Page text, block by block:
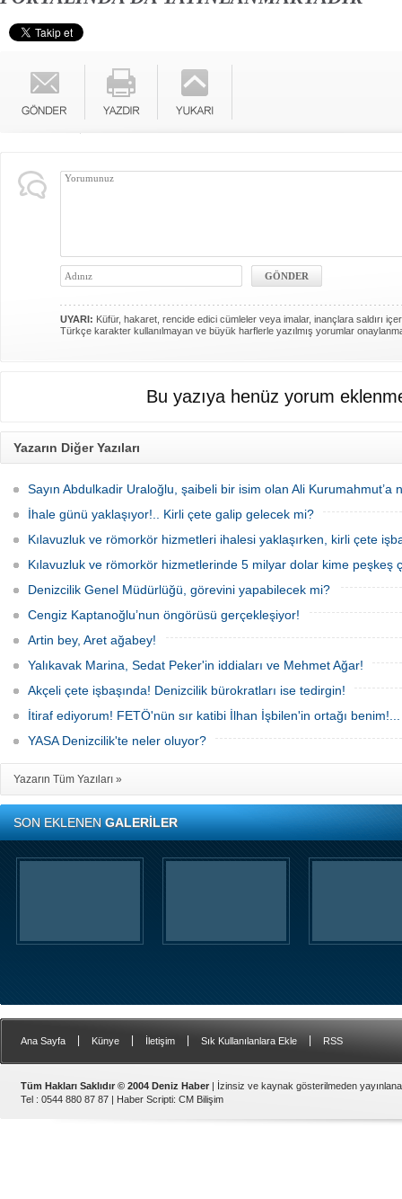
UYARI: Küfür, hakaret, rencide edici cümleler veya imalar, inançlara saldırı
Türkçe karakter kullanılmayan ve büyük harflerle yazılmış yorumlar
Bu yazıya henüz yorum
Yazarın Diğer Yazıları
Sayın Abdulkadir Uraloğlu, şaibeli bir isim olan Ali Kurumahmut’a
İhale günü yaklaşıyor!.. Kirli çete galip gelecek mi?
Kılavuzluk ve römorkör hizmetleri ihalesi yaklaşırken, kirli çete
Kılavuzluk ve römorkör hizmetlerinde 5 milyar dolar kime peşkeş
Denizcilik Genel Müdürlüğü, görevini yapabilecek mi?
Cengiz Kaptanoğlu’nun öngörüsü gerçekleşiyor!
Artin bey, Aret ağabey!
Yalıkavak Marina, Sedat Peker'in iddiaları ve Mehmet Ağar!
Akçeli çete işbaşında! Denizcilik bürokratları ise tedirgin!
İtiraf ediyorum! FETÖ'nün sır katibi İlhan İşbilen'in ortağı benim!...
YASA Denizcilik'te neler oluyor?
Yazarın Tüm Yazıları »
SON EKLENENGALERİLER
Ana Sayfa Künye İletişim Sık Kullanılanlara Ekle RSS
Tüm Hakları Saklıdır © 2004 Deniz Haber | İzinsiz ve kaynak gösterilmeden
Tel : 0544 880 87 87 | Haber Scripti: CM Bilişim